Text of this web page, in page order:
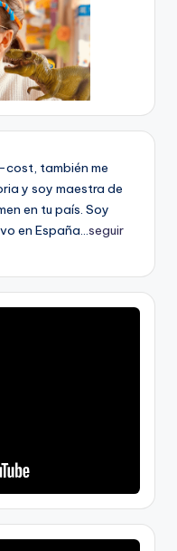
cost, también me
y soy maestra de
en tu país. Soy
en España...seguir